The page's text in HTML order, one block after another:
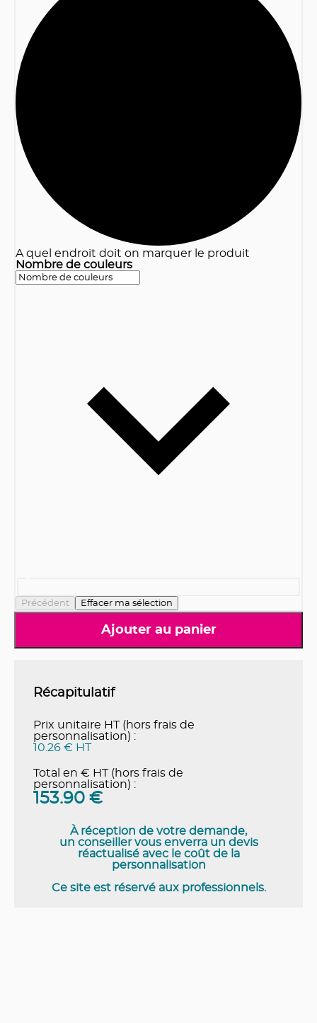
A quel endroit doit on marquer le produit
Nombre de couleurs
Précédent Effacer ma sélection
Ajouter au panier
Récapitulatif
Prix unitaire HT (hors frais de
personnalisation) :
10.26 € HT
Total en € HT (hors frais de
personnalisation) :
153.90 €
À réception de votre demande,
un conseiller vous enverra un devis
réactualisé avec le coût de la
personnalisation
Ce site est réservé aux professionnels.